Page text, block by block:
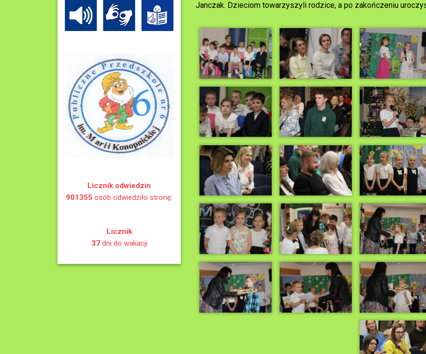
Janczak. Dzieciom towarzyszyli rodzice, a po zakończeniu
Licznik odwiedzin
901355 osób odwiedziło stronę.
Licznik
37dni do wakacji